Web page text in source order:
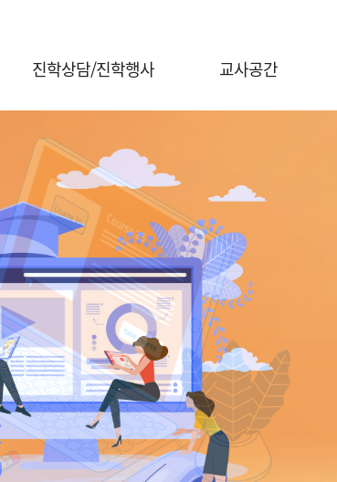
진학상담/진학행사
진학전문지원관 상담신청
대교협 진학상담교사
상담신청
진학 행사신청
교사공간
감자바
찾아가는
상담/면접 요청
(학교)